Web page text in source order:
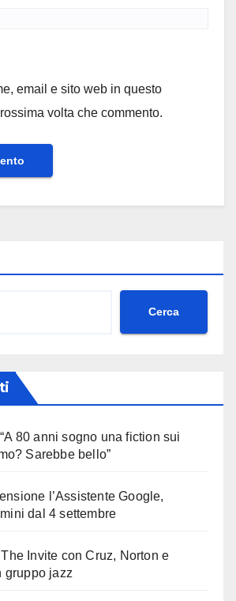
email e sito web in questo
volta che commento.
Cerca
80 anni sogno una fiction sui
Sarebbe bello”
l’Assistente Google,
dal 4 settembre
Invite con Cruz, Norton e
gruppo jazz